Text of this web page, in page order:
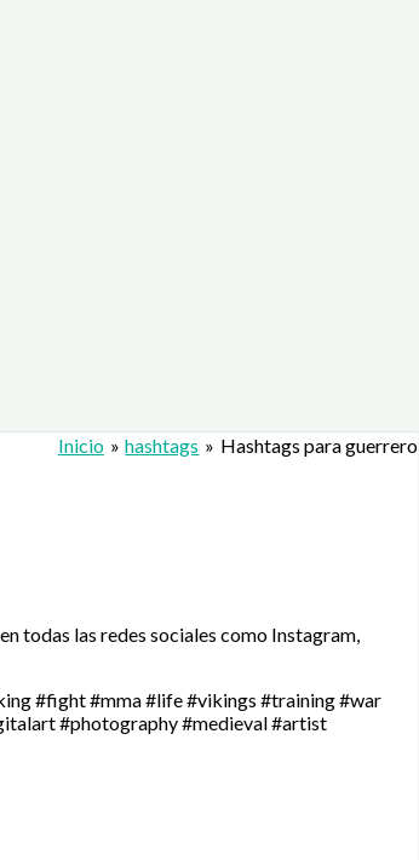
Inicio hashtags Hashtags para guerrero
todas las redes sociales como Instagram,
#fight #mma #life #vikings #training #war
#photography #medieval #artist